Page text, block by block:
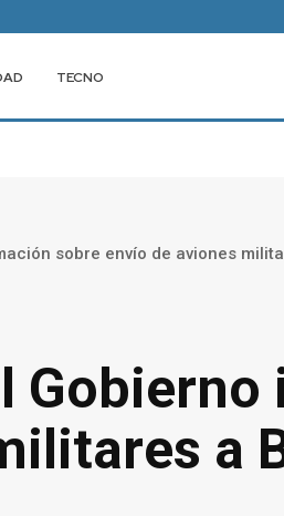
TECNO
sobre envío de aviones
a